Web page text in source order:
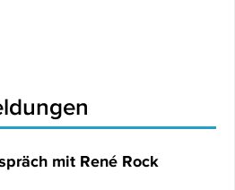
mit René Rock